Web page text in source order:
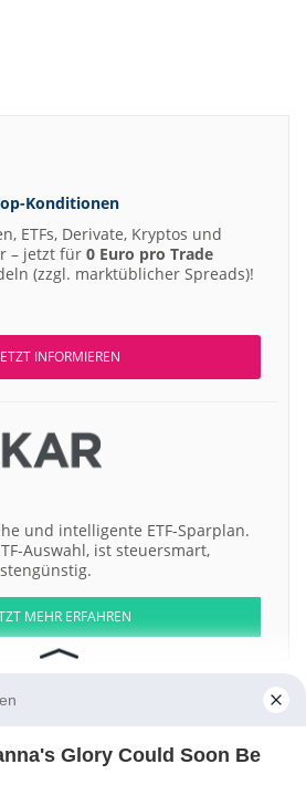
Konditionen
ETFs, Derivate, Kryptos und
– jetzt für 0 Euro pro Trade
(zzgl. marktüblicher Spreads)!
INFORMIEREN
und intelligente ETF-Sparplan.
Auswahl, ist steuersmart,
MEHR ERFAHREN
50 Dow Jones NASDAQ 100 Nikkei 225
S&P 500
Glory Could Soon Be